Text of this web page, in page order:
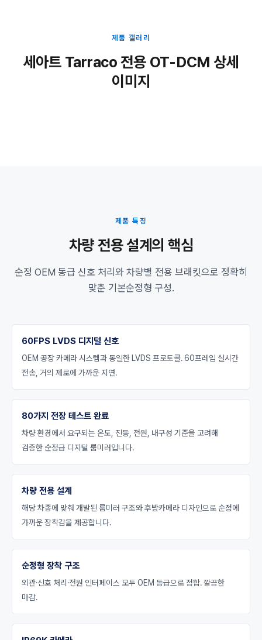
제품 갤러리
세아트 Tarraco 전용 OT-DCM 상세
이미지
제품 특징
차량 전용 설계의 핵심
순정 OEM 동급 신호 처리와 차량별 전용 브래킷으로 정확히
맞춘 기본순정형 구성.
60FPS LVDS 디지털 신호
OEM 공장 카메라 시스템과 동일한 LVDS 프로토콜. 60프레임 실시간
전송, 거의 제로에 가까운 지연.
80가지 전장 테스트 완료
차량 환경에서 요구되는 온도, 진동, 전원, 내구성 기준을 고려해
검증한 순정급 디지털 룸미러입니다.
차량 전용 설계
해당 차종에 맞춰 개발된 룸미러 구조와 후방카메라 디자인으로 순정에
가까운 장착감을 제공합니다.
순정형 장착 구조
외관·신호 처리·전원 인터페이스 모두 OEM 동급으로 정합. 깔끔한
마감.